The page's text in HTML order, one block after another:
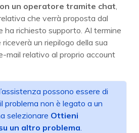
un operatore tramite chat
che verrà proposta dal
ha richiesto supporto. Al termine
un riepilogo della sua
mail relativo al proprio account
possono essere di
problema non è legato a un
selezionare Ottieni
un altro problema